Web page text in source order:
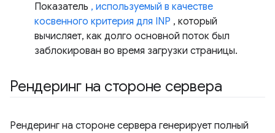
Показатель , используемый в качестве
косвенного критерия для INP , который
вычисляет, как долго основной поток был
заблокирован во время загрузки страницы.
Рендеринг на стороне сервера
Рендеринг на стороне сервера генерирует полный